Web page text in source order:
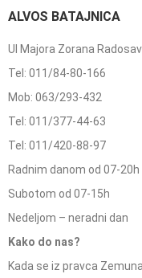
ALVOS BATAJNICA
Ul Majora Zorana
Tel: 011/84-80-166
Mob: 063/293-432
Tel: 011/377-44-63
Tel: 011/420-88-97
Radnim danom od 07-20h
Subotom od 07-15h
Nedeljom – neradni dan
Kako do nas?
Kada se iz pravca